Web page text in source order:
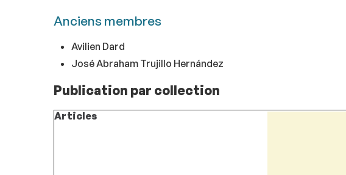
Anciens membres
Avilien Dard
José Abraham Trujillo Hernández
Publication par collection
Articles